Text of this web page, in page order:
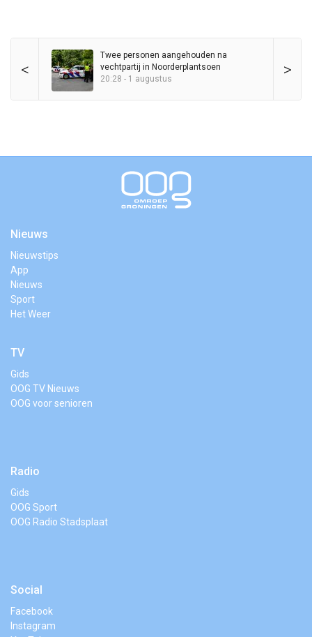
< >
Twee personen aangehouden na
vechtpartij in Noorderplantsoen
20:28 - 1 augustus
Nieuws
Nieuwstips
App
Nieuws
Sport
Het Weer
TV
Gids
OOG TV Nieuws
OOG voor senioren
Radio
Gids
OOG Sport
OOG Radio Stadsplaat
Social
Facebook
Instagram